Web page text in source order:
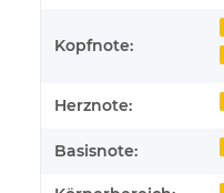
Kopfnote:
Herznote:
Basisnote: